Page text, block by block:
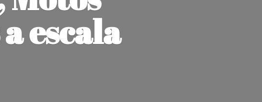
a escala